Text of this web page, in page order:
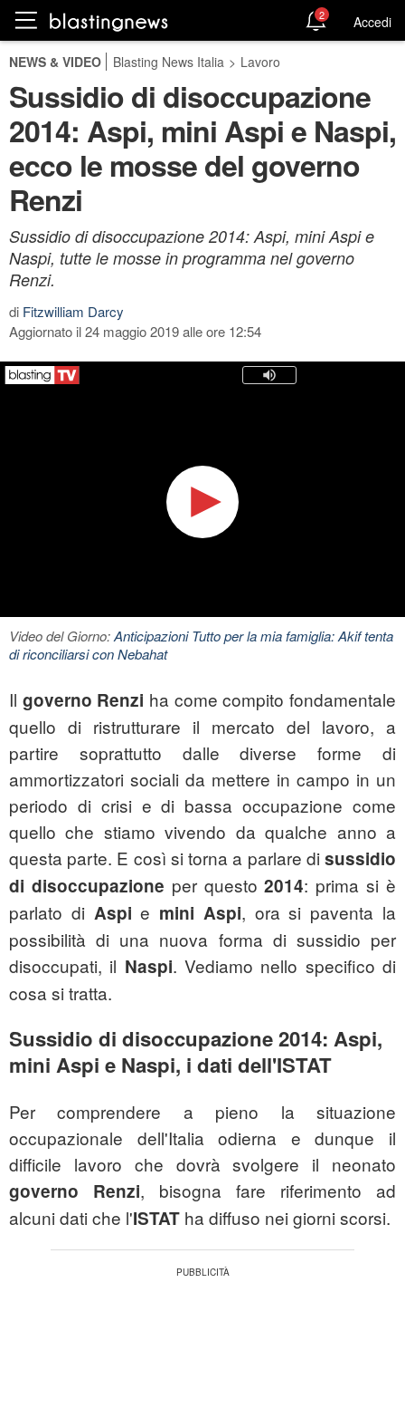
2 Accedi
NEWS & VIDEO Blasting News Italia > Lavoro
Sussidio di disoccupazione
2014: Aspi, mini Aspi e Naspi,
ecco le mosse del governo
Renzi
Sussidio di disoccupazione 2014: Aspi, mini Aspi e
Naspi, tutte le mosse in programma nel governo
Renzi.
di Fitzwilliam Darcy
Aggiornato il 24 maggio 2019 alle ore 12:54
Video del Giorno:Anticipazioni Tutto per la mia famiglia: Akif tenta
di riconciliarsi con Nebahat
Il governo Renzi ha come compito fondamentale
quello di ristrutturare il mercato del lavoro, a
partire soprattutto dalle diverse forme di
ammortizzatori sociali da mettere in campo in un
periodo di crisi e di bassa occupazione come
quello che stiamo vivendo da qualche anno a
questa parte. E così si torna a parlare di sussidio
di disoccupazione per questo2014: prima si è
parlato di Aspi e mini Aspi, ora si paventa la
possibilità di una nuova forma di sussidio per
disoccupati, il Naspi. Vediamo nello specifico di
cosa si tratta.
Sussidio di disoccupazione 2014: Aspi,
mini Aspi e Naspi, i dati dell'ISTAT
Per comprendere a pieno la situazione
occupazionale dell'Italia odierna e dunque il
difficile lavoro che dovrà svolgere il neonato
governo Renzi, bisogna fare riferimento ad
alcuni dati che l'ISTAT ha diffuso nei giorni scorsi.